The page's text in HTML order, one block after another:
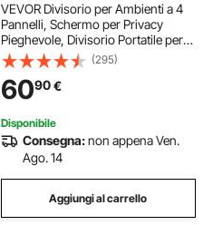
VEVOR Divisorio per Ambienti a 4
Pannelli, Schermo per Privacy
Pieghevole, Divisorio Portatile per
Separazione degli Ambienti,
Divisorio per Ambienti Indipendente
per Camera da Letto, Studio, Nero
(295)
6090€
Disponibile
Consegna:non appena Ven.
Ago. 14
Aggiungi al carrello